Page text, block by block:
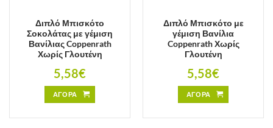
Διπλό Μπισκότο
Σοκολάτας με γέμιση
Βανίλιας Coppenrath
Χωρίς Γλουτένη
5,58€
ΑΓΟΡΑ
Διπλό Μπισκότο με
γέμιση Βανίλια
Coppenrath Χωρίς
Γλουτένη
5,58€
ΑΓΟΡΑ